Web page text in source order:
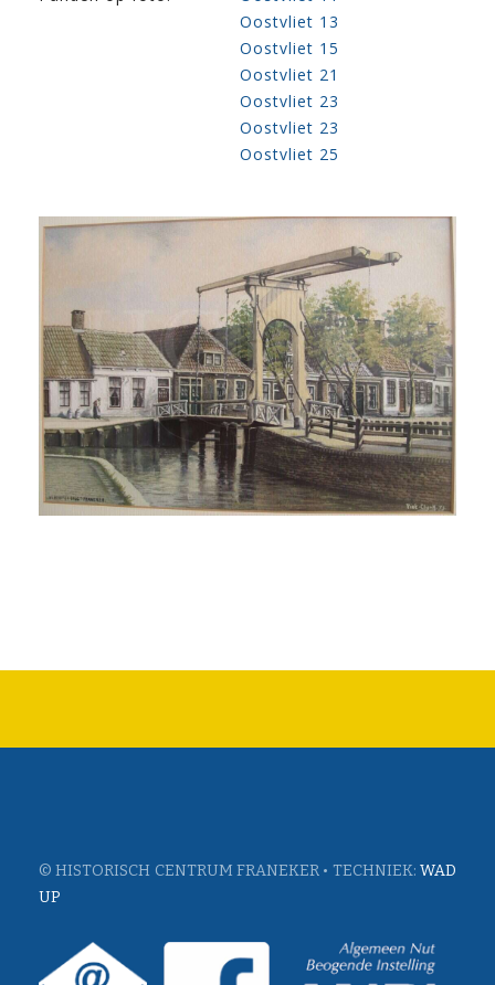
Oostvliet 13
Oostvliet 15
Oostvliet 21
Oostvliet 23
Oostvliet 23
Oostvliet 25
© HISTORISCH CENTRUM FRANEKER • TECHNIEK: WAD
UP